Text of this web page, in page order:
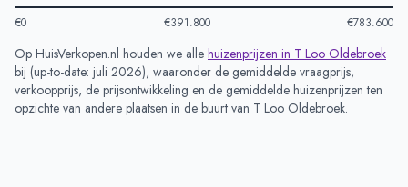
€0 €391.800 €783.600
Op HuisVerkopen.nl houden we alle huizenprijzen in T Loo Oldebroek
bij (up-to-date: juli 2026), waaronder de gemiddelde vraagprijs,
verkoopprijs, de prijsontwikkeling en de gemiddelde huizenprijzen ten
opzichte van andere plaatsen in de buurt van T Loo Oldebroek.